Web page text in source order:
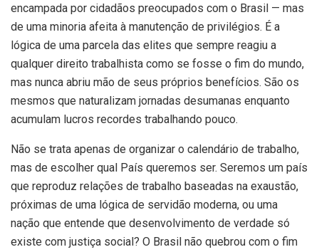
encampada por cidadãos preocupados com o Brasil — mas
de uma minoria afeita à manutenção de privilégios. É a
lógica de uma parcela das elites que sempre reagiu a
qualquer direito trabalhista como se fosse o fim do mundo,
mas nunca abriu mão de seus próprios benefícios. São os
mesmos que naturalizam jornadas desumanas enquanto
acumulam lucros recordes trabalhando pouco.
Não se trata apenas de organizar o calendário de trabalho,
mas de escolher qual País queremos ser. Seremos um país
que reproduz relações de trabalho baseadas na exaustão,
próximas de uma lógica de servidão moderna, ou uma
nação que entende que desenvolvimento de verdade só
existe com justiça social? O Brasil não quebrou com o fim